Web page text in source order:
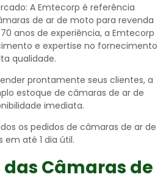
A Emtecorp é referência
de ar de moto para revenda
anos de experiência, a Emtecorp
e expertise no fornecimento
qualidade.
prontamente seus clientes, a
estoque de câmaras de ar de
imediata.
os pedidos de câmaras de ar de
até 1 dia útil.
Câmaras de